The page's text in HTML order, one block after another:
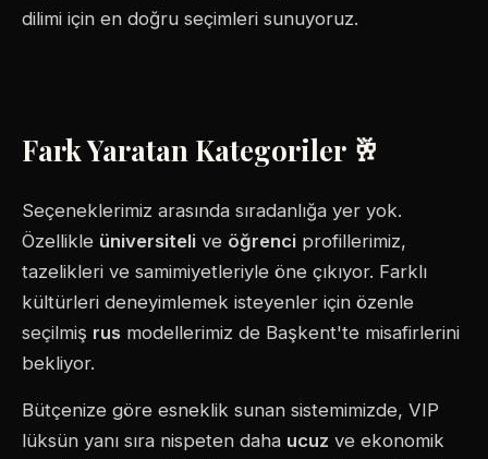
dilimi için en doğru seçimleri sunuyoruz.
Fark Yaratan Kategoriler 🥂
Seçeneklerimiz arasında sıradanlığa yer yok.
Özellikle üniversiteli ve öğrenci profillerimiz,
tazelikleri ve samimiyetleriyle öne çıkıyor. Farklı
kültürleri deneyimlemek isteyenler için özenle
seçilmiş rus modellerimiz de Başkent'te misafirlerini
bekliyor.
Bütçenize göre esneklik sunan sistemimizde, VIP
lüksün yanı sıra nispeten daha ucuz ve ekonomik